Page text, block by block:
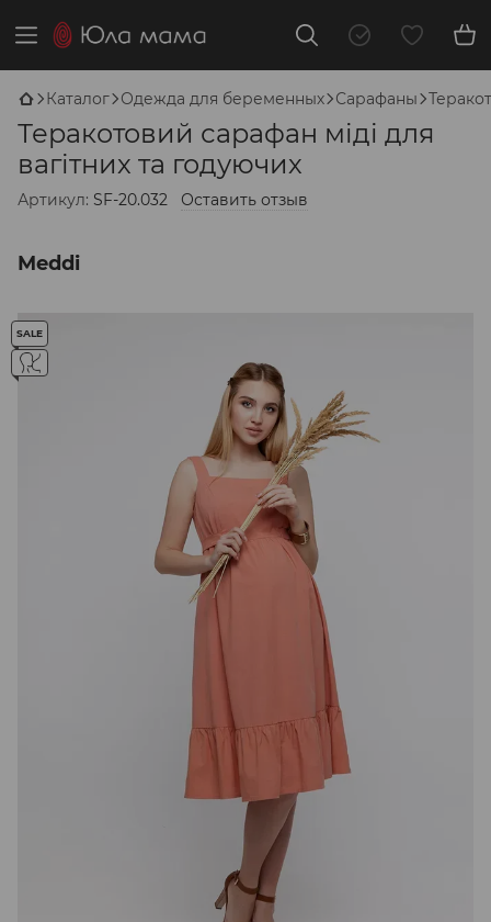
Каталог Одежда для беременных Сарафаны
Теракотовий сарафан міді для
вагітних та годуючих
Артикул: SF-20.032 Оставить отзыв
Meddi
SALE